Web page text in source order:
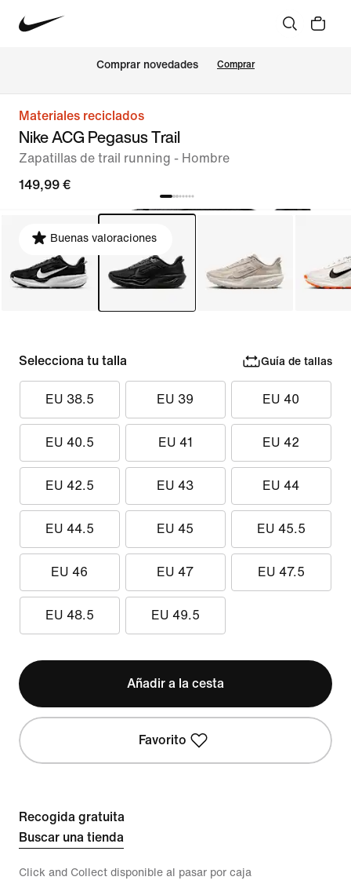
Comprar novedades Comprar
Materiales reciclados
Nike ACG Pegasus Trail
Zapatillas de trail running - Hombre
149,99 €
Buenas valoraciones
Selecciona tu talla Guía de tallas
EU 38.5 EU 39 EU 40
EU 40.5 EU 41 EU 42
EU 42.5 EU 43 EU 44
EU 44.5 EU 45 EU 45.5
EU 46 EU 47 EU 47.5
EU 48.5 EU 49.5
Añadir a la cesta
Favorito
Recogida gratuita
Buscar una tienda
Click and Collect disponible al pasar por caja